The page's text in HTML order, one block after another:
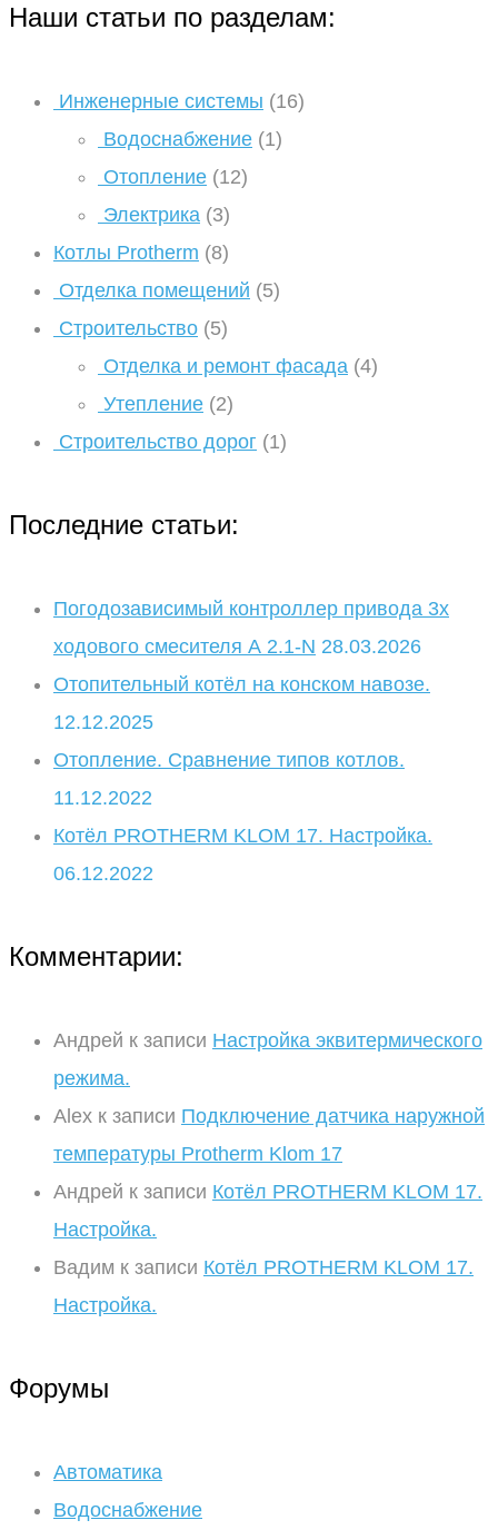
Наши статьи по разделам:
Инженерные системы (16)
Водоснабжение (1)
Отопление (12)
Электрика (3)
Котлы Protherm (8)
Отделка помещений (5)
Строительство (5)
Отделка и ремонт фасада (4)
Утепление (2)
Строительство дорог (1)
Последние статьи:
Погодозависимый контроллер привода 3х
ходового смесителя А 2.1-N 28.03.2026
Отопительный котёл на конском навозе.
12.12.2025
Отопление. Сравнение типов котлов.
11.12.2022
Котёл PROTHERM KLOM 17. Настройка.
06.12.2022
Комментарии:
Андрей к записи Настройка эквитермического
режима.
Alex к записи Подключение датчика наружной
температуры Protherm Klom 17
Андрей к записи Котёл PROTHERM KLOM 17.
Настройка.
Вадим к записи Котёл PROTHERM KLOM 17.
Настройка.
Форумы
Автоматика
Водоснабжение